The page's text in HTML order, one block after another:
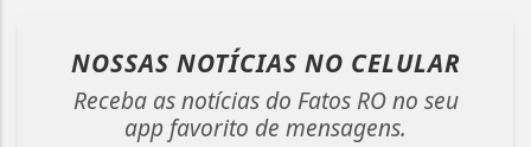
NOSSAS NOTÍCIAS NO CELULAR
Receba as notícias do Fatos RO no seu
app favorito de mensagens.